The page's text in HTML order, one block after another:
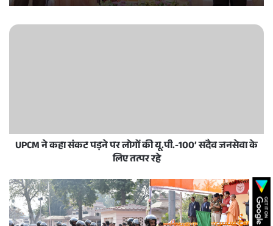
UPCM ने कहा संकट पड़ने पर लोगों की यू.पी.-100’ सदैव जनसेवा के
लिए तत्पर रहे